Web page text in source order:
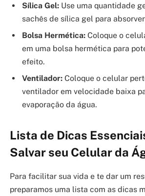
Sílica Gel: Use uma quantidade
sachês de sílica gel para
Bolsa Hermética: Coloque o
em uma bolsa hermética para
efeito.
Ventilador: Coloque o celular
ventilador em velocidade baixa
evaporação da água.
Lista de Dicas
Salvar seu Celular da
Para facilitar sua vida e te dar um
preparamos uma lista com as dicas